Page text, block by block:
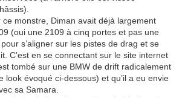
monstre, Diman avait déjà largement
(oui une 2109 à cinq portes et pas une
s’aligner sur les pistes de drag et se
C’est en se connectant sur le site internet
tombé sur une BMW de drift radicalement
look évoqué ci-dessous) et qu’il a eu envie
sa Samara.